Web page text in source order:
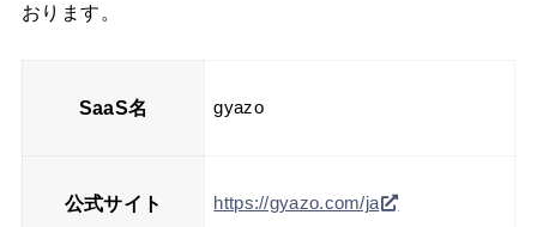
おります。
SaaS名 gyazo
公式サイト https://gyazo.com/ja